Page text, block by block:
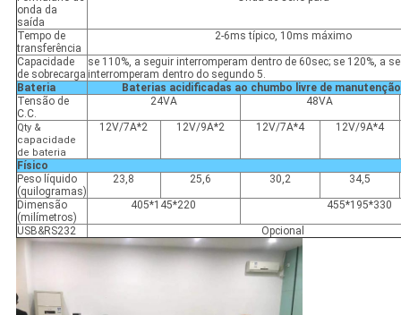
onda da
saída
Tempo de
transferência
2-6ms típico, 10ms máximo
Capacidade
de sobrecarga
se 110%, a seguir interromperam dentro de 60sec; se 120%, a
interromperam dentro do segundo 5.
Bateria
Baterias acidificadas ao chumbo livre de
Tensão de
C.C.
24VA 48VA
Qty &
capacidade
de bateria
12V/7A*2 12V/9A*2 12V/7A*4 12V/9A*4
Físico
Peso líquido
(quilogramas)
23,8 25,6 30,2 34,5
Dimensão
(milímetros)
405*145*220 455*195*330
USB&RS232 Opcional